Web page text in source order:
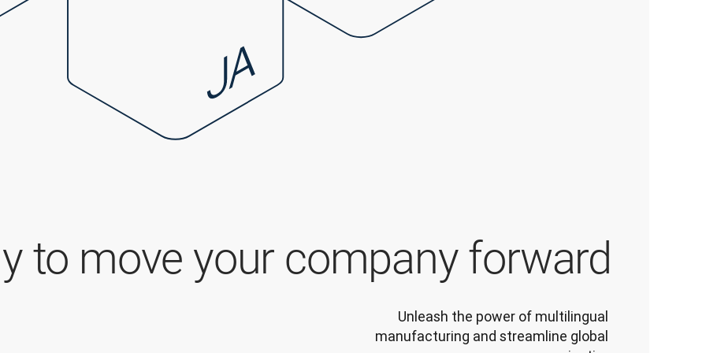
to move your company forward?
Unleash the power of multilingual
manufacturing and streamline global